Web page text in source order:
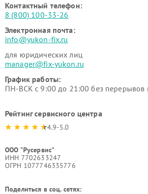
Контактный телефон:
8 (800) 100-33-26
Электронная почта:
info@yukon-fix.ru
для юридических лиц
manager@fix-yukon.ru
График работы:
ПН-ВСК с 9:00 до 21:00 без
Рейтинг сервисного центра
4.9-5.0
ООО "Русервис"
ИНН 7702633247
ОГРН 1077746335776
Поделиться в соц. сетях: